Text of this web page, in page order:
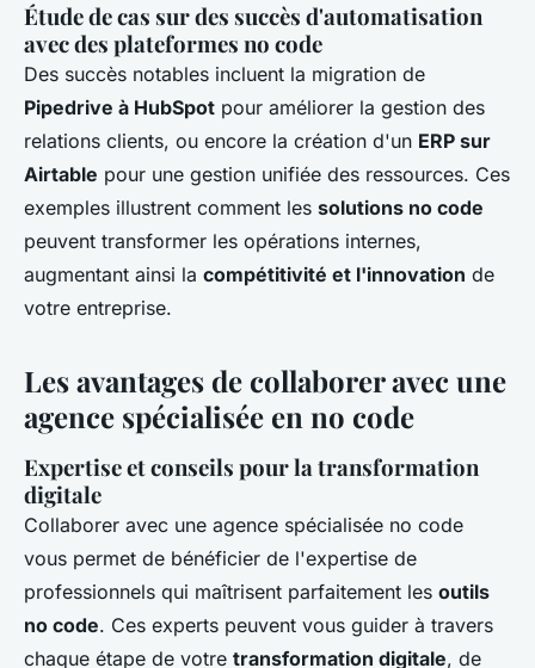
Étude de cas sur des succès d'automatisation
avec des plateformes no code
Des succès notables incluent la migration de
Pipedrive à HubSpot pour améliorer la gestion des
relations clients, ou encore la création d'un ERP sur
Airtable pour une gestion unifiée des ressources. Ces
exemples illustrent comment les solutions no code
peuvent transformer les opérations internes,
augmentant ainsi la compétitivité et l'innovation de
votre entreprise.
Les avantages de collaborer avec une
agence spécialisée en no code
Expertise et conseils pour la transformation
digitale
Collaborer avec une agence spécialisée no code
vous permet de bénéficier de l'expertise de
professionnels qui maîtrisent parfaitement les outils
no code. Ces experts peuvent vous guider à travers
chaque étape de votre transformation digitale, de